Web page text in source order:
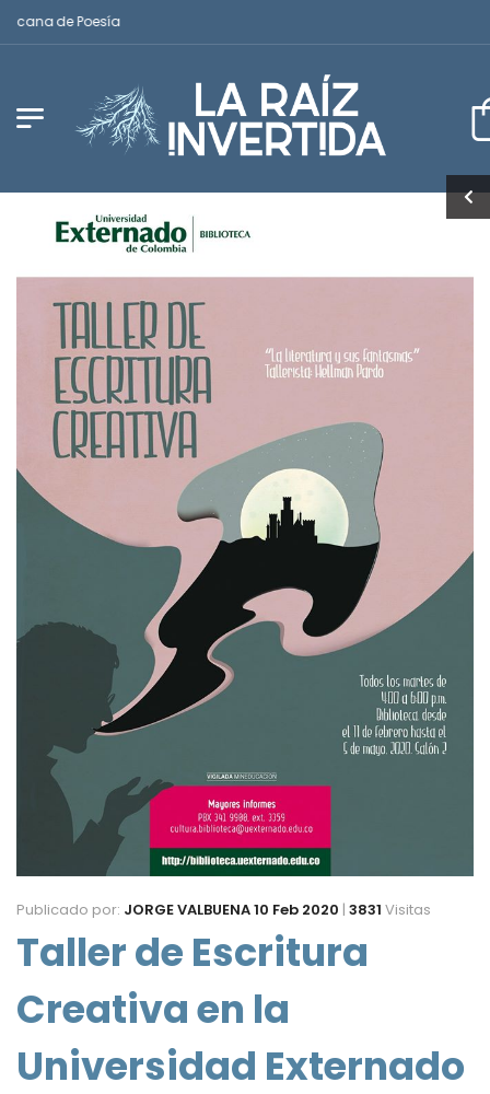
de Poesía
Publicado por: JORGE VALBUENA10 Feb 2020 | 3831 Visitas
Taller de Escritura
Creativa en la
Universidad Externado